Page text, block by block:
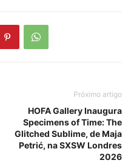
Próximo artigo
HOFA Gallery Inaugura
Specimens of Time: The
Glitched Sublime, de Maja
Petrić, na SXSW Londres
2026